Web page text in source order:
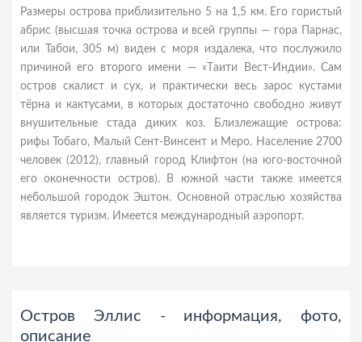
Размеры острова приблизительно 5 на 1,5 км. Его гористый
абрис (высшая точка острова и всей группы — гора Парнас,
или Табои, 305 м) виден с моря издалека, что послужило
причиной его второго имени — «Tаити Вест-Индии». Сам
остров скалист и сух, и практически весь зарос кустами
тёрна и кактусами, в которых достаточно свободно живут
внушительные стада диких коз. Близлежащие острова:
рифы Тобаго, Малый Сент-Винсент и Меро. Население 2700
человек (2012), главный город Клифтон (на юго-восточной
его оконечности остров). В южной части также имеется
небольшой городок Эштон. Основной отраслью хозяйства
является туризм. Имеется международный аэропорт.
Остров Эллис - информация, фото,
описание